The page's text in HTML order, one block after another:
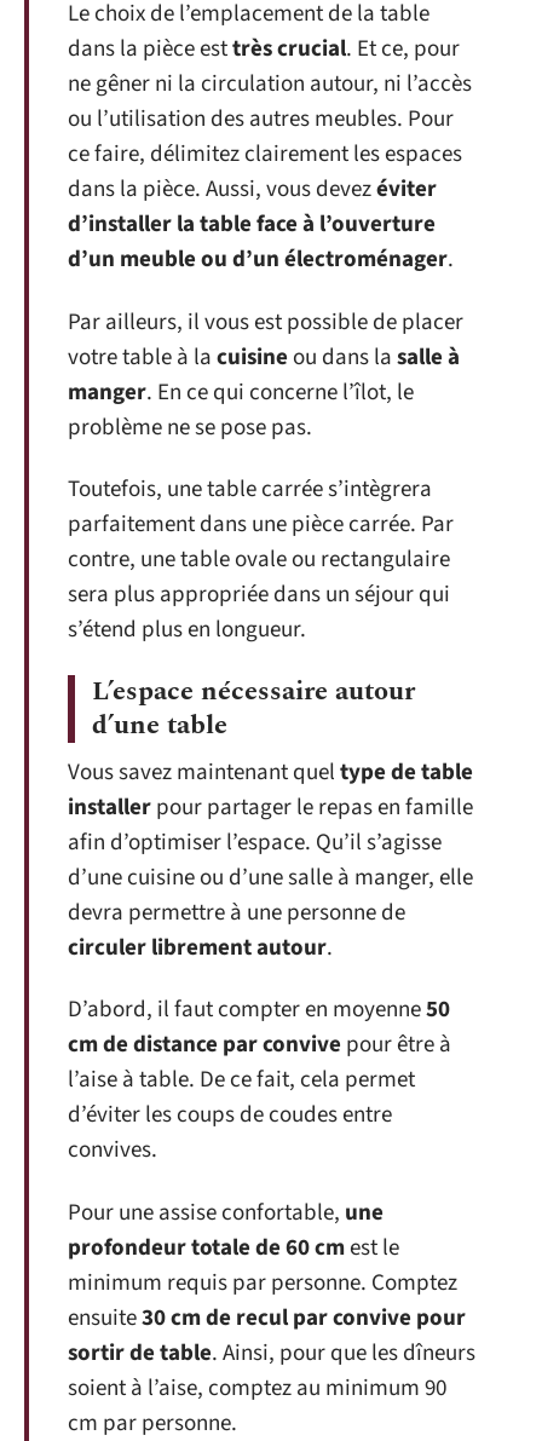
Le choix de l’emplacement de la table
dans la pièce esttrès crucial. Et ce, pour
ne gêner ni la circulation autour, ni l’accès
ou l’utilisation des autres meubles. Pour
ce faire, délimitez clairement les espaces
dans la pièce. Aussi, vous devezéviter
d’installer la table face à l’ouverture
d’un meuble ou d’un électroménager.
Par ailleurs, il vous est possible de placer
votre table à lacuisine ou dans lasalle à
manger. En ce qui concerne l’îlot, le
problème ne se pose pas.
Toutefois, une table carrée s’intègrera
parfaitement dans une pièce carrée. Par
contre, une table ovale ou rectangulaire
sera plus appropriée dans un séjour qui
s’étend plus en longueur.
L’espace nécessaire autour
d’une table
Vous savez maintenant queltype de table
installerpour partager le repas en famille
afin d’optimiser l’espace. Qu’il s’agisse
d’une cuisine ou d’une salle à manger, elle
devra permettre à une personne de
circuler librement autour.
D’abord, il faut compter en moyenne50
cm de distance par convive pour être à
l’aise à table. De ce fait, cela permet
d’éviter les coups de coudes entre
convives.
Pour une assise confortable, une
profondeur totale de 60 cmest le
minimum requis par personne. Comptez
ensuite30 cm de recul par convive pour
sortir de table. Ainsi, pour que les dîneurs
soient à l’aise, comptez au minimum 90
cm par personne.